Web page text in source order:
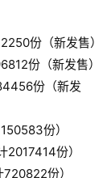
份（新发售）
份（新发售）
份（新发
份）
份）
份）